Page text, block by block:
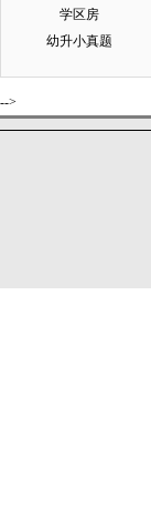
学区房
幼升小真题
-->